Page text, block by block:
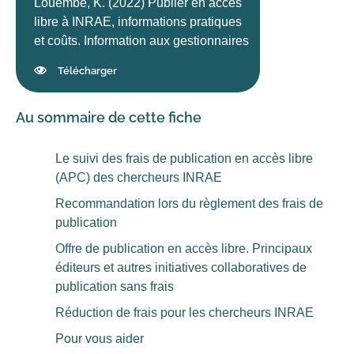
Louembe, K. (2022) Publier en accès
libre à INRAE, informations pratiques
et coûts. Information aux gestionnaires
Télécharger
Au sommaire de cette fiche
Le suivi des frais de publication en accès libre
(APC) des chercheurs INRAE
Recommandation lors du règlement des frais de
publication
Offre de publication en accès libre. Principaux
éditeurs et autres initiatives collaboratives de
publication sans frais
Réduction de frais pour les chercheurs INRAE
Pour vous aider